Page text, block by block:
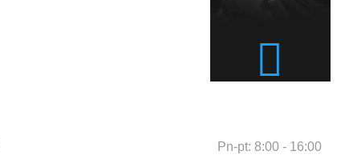
Pn-pt: 8:00 - 16:00